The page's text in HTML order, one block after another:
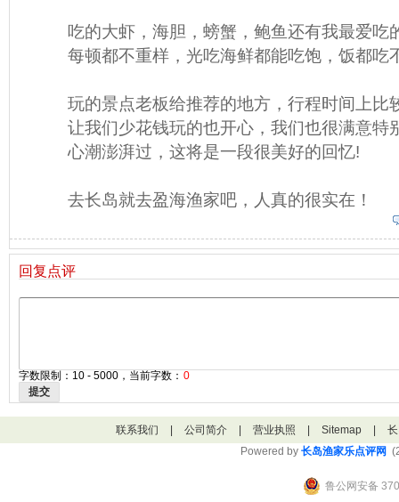
吃的大虾，海胆，螃蟹，鲍鱼还有我最爱吃
每顿都不重样，光吃海鲜都能吃饱，饭都吃
玩的景点老板给推荐的地方，行程时间上比
让我们少花钱玩的也开心，我们也很满意特
心潮澎湃过，这将是一段很美好的回忆!
去长岛就去盈海渔家吧，人真的很实在！
回复点评
字数限制：10 - 5000，当前字数： 0
提交
联系我们 公司简介 营业执照 Sitemap
Powered by 长岛渔家乐点评网
鲁公网安备